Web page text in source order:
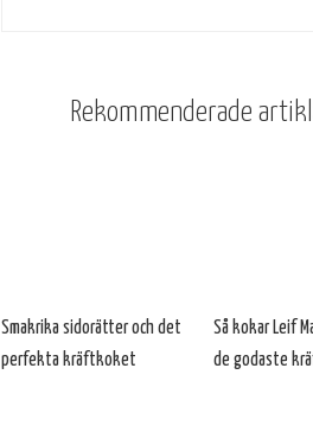
Rekommenderade
Smakrika sidorätter och det
perfekta kräftkoket
Så kokar Leif
de godaste